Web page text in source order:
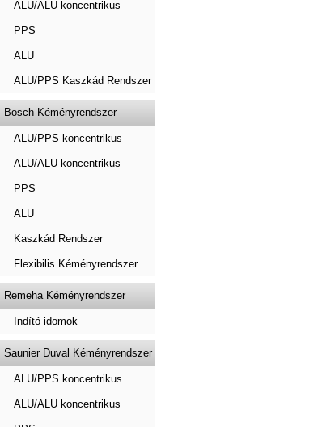
ALU/ALU koncentrikus
PPS
ALU
ALU/PPS Kaszkád Rendszer
Bosch Kéményrendszer
ALU/PPS koncentrikus
ALU/ALU koncentrikus
PPS
ALU
Kaszkád Rendszer
Flexibilis Kéményrendszer
Remeha Kéményrendszer
Indító idomok
Saunier Duval Kéményrendszer
ALU/PPS koncentrikus
ALU/ALU koncentrikus